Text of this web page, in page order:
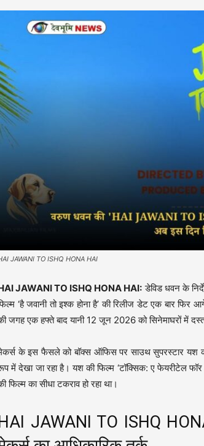
JAWANI TO ISHQ HONA HAI
JAWANI TO ISHQ HONA HAI: डेविड धवन के
‘है जवानी तो इश्क होना है’ की रिलीज डेट एक बार
जगह एक हफ्ते बाद यानी 12 जून 2026 को सिनेमाघरों में
के इस फैसले को बॉक्स ऑफिस पर साउथ सुपरस्टार यश
में देखा जा रहा है। यश की फिल्म ‘टॉक्सिक: ए फेयरीटेल
फिल्म का सीधा टकराव हो रहा था।
JAWANI TO ISHQ